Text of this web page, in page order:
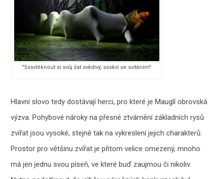
"Sssvléknout si svůj šat svědivý, ssskví se svítáním"
Hlavní slovo tedy dostávají herci, pro které je Mauglí obrovská
výzva. Pohybové nároky na přesné ztvárnění základních rysů
zvířat jsou vysoké, stejně tak na vykreslení jejich charakterů.
Prostor pro většinu zvířat je přitom velice omezený, mnoho
má jen jednu svou píseň, ve které buď zaujmou či nikoliv.